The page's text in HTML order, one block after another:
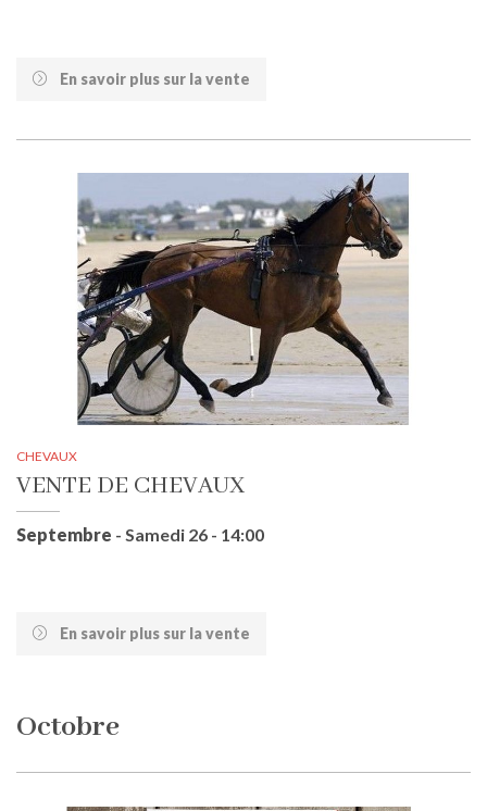
En savoir plus sur la vente
CHEVAUX
VENTE DE CHEVAUX
Septembre - Samedi 26 - 14:00
En savoir plus sur la vente
Octobre